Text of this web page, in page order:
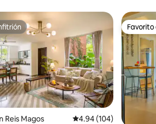
Reis Magos Calificación promedio:
4.94 (104)